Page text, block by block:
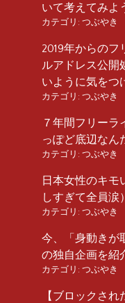
いて考えてみよ
カテゴリ: つぶやき
2019年からのフ
ルアドレス公開
いように気をつ
カテゴリ: つぶやき
７年間フリーラ
っぽど底辺なん
カテゴリ: つぶやき
日本女性のキモ
しすぎて全員涙）
カテゴリ: つぶやき
今、「身動きが
の独自企画を紹
カテゴリ: つぶやき
【ブロックさ